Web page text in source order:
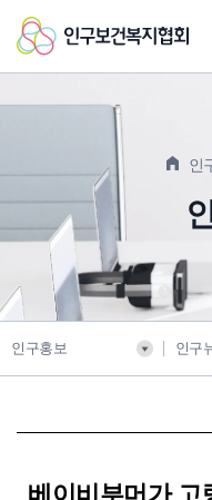
인
구
복
지
협
회
인
인구홍보 인구
베이비부머가 고